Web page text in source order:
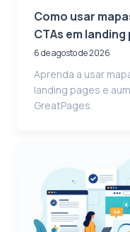
Como usar
CTAs em landing
6 de agosto de 2026
Aprenda a usar
landing pages e
GreatPages.